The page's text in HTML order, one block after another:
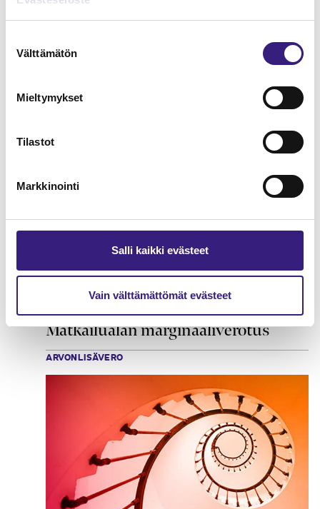
valinta
Välttämätön
Mieltymykset
Tilastot
Markkinointi
Salli kaikki evästeet
Vain välttämättömät evästeet
Matkailualan marginaaliverotus
ARVONLISÄVERO